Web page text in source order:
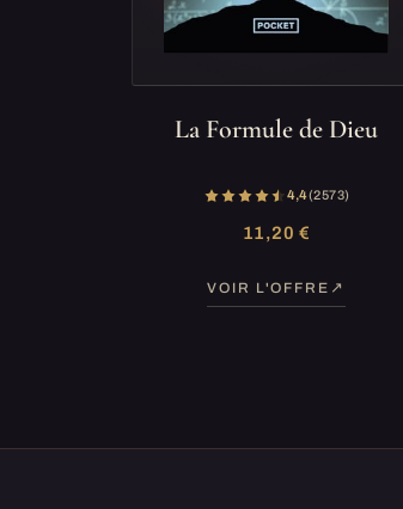
La Formule de Dieu
4,4(2 573)
11,20 €
VOIR L'OFFRE